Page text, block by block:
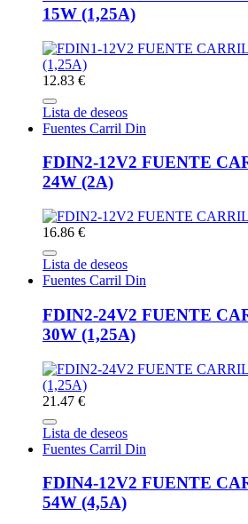
15W (1,25A)
12.83 €
Lista de deseos
Fuentes Carril Din
FDIN2-12V2 FUENTE
24W (2A)
16.86 €
Lista de deseos
Fuentes Carril Din
FDIN2-24V2 FUENTE
30W (1,25A)
21.47 €
Lista de deseos
Fuentes Carril Din
FDIN4-12V2 FUENTE
54W (4,5A)